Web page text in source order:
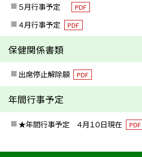
５月行事予定 PDF
４月行事予定 PDF
保健関係書類
出席停止解除願 PDF
年間行事予定
★年間行事予定 ４月１０日現在 PDF